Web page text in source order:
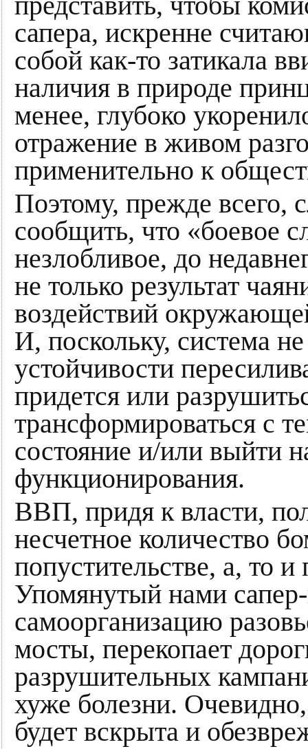
сапера, искренне
собой как-то затикала
наличия в природе
менее, глубоко
отражение в живом
применительно к
Поэтому, прежде всего,
сообщить, что «боевое
незлобливое, до
не только результат
воздействий
И, поскольку, система
устойчивости
придется или
трансформироваться с
состояние и/или выйти
функционирования.
ВВП, придя к власти,
несчетное количество
попустительстве, а, то
Упомянутый нами
самоорганизацию
мосты, перекопает
разрушительных
хуже болезни.
будет вскрыта и